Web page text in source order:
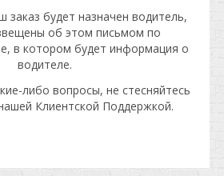
заказ будет назначен водитель,
об этом письмом по
в котором будет информация о
водителе.
либо вопросы, не стесняйтесь
Клиентской Поддержкой.